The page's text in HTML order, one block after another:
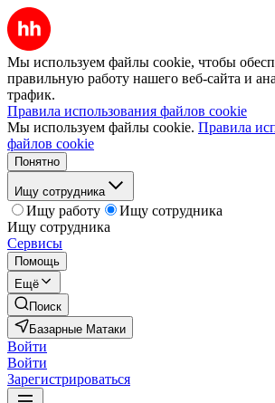
Мы используем файлы cookie, чтобы
правильную работу нашего веб-сайта и
трафик.
Правила использования файлов cookie
Мы используем файлы cookie. Правила
файлов cookie
Понятно
Ищу сотрудника
Ищу работу
Ищу сотрудника
Ищу сотрудника
Сервисы
Помощь
Ещё
Поиск
Базарные Матаки
Войти
Войти
Зарегистрироваться